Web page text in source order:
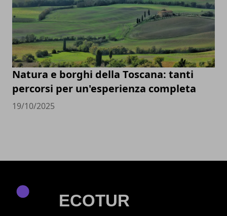
Natura e borghi della Toscana: tanti
percorsi per un'esperienza completa
19/10/2025